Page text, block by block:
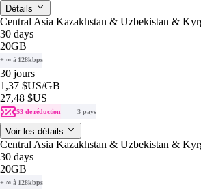
Détails
Central Asia Kazakhstan & Uzbekistan &
30 days
20GB
+ ∞ à 128kbps
30 jours
1,37 $US/GB
27,48 $US
$3 de réduction 3 pays
Voir les détails
Central Asia Kazakhstan & Uzbekistan &
30 days
20GB
+ ∞ à 128kbps